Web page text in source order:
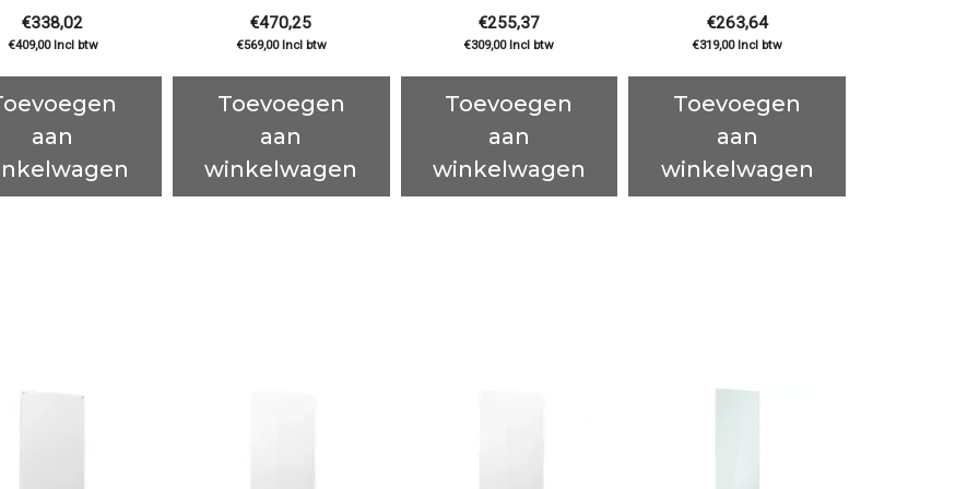
€338,02
€409,00Incl btw
aan
€470,25
€569,00Incl btw
Toevoegen
aan
winkelwagen
€255,37
€309,00Incl btw
Toevoegen
aan
winkelwagen
€263,64
€319,00Incl btw
Toevoegen
aan
winkelwagen